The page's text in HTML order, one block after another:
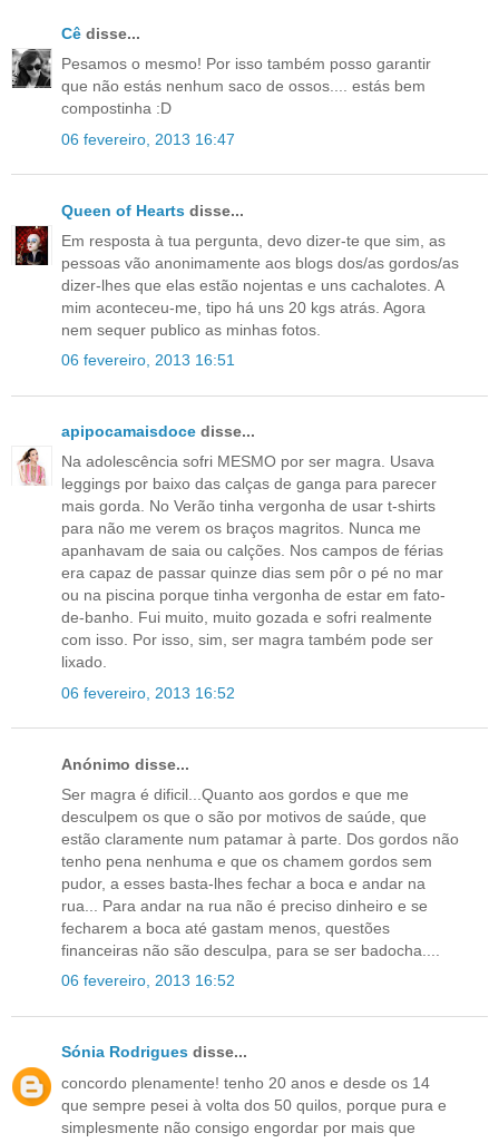
Cê disse...
Pesamos o mesmo! Por isso também posso garantir
que não estás nenhum saco de ossos.... estás bem
compostinha :D
06 fevereiro, 2013 16:47
Queen of Hearts disse...
Em resposta à tua pergunta, devo dizer-te que sim, as
pessoas vão anonimamente aos blogs dos/as gordos/as
dizer-lhes que elas estão nojentas e uns cachalotes. A
mim aconteceu-me, tipo há uns 20 kgs atrás. Agora
nem sequer publico as minhas fotos.
06 fevereiro, 2013 16:51
apipocamaisdoce disse...
Na adolescência sofri MESMO por ser magra. Usava
leggings por baixo das calças de ganga para parecer
mais gorda. No Verão tinha vergonha de usar t-shirts
para não me verem os braços magritos. Nunca me
apanhavam de saia ou calções. Nos campos de férias
era capaz de passar quinze dias sem pôr o pé no mar
ou na piscina porque tinha vergonha de estar em fato-
de-banho. Fui muito, muito gozada e sofri realmente
com isso. Por isso, sim, ser magra também pode ser
lixado.
06 fevereiro, 2013 16:52
Anónimo disse...
Ser magra é dificil...Quanto aos gordos e que me
desculpem os que o são por motivos de saúde, que
estão claramente num patamar à parte. Dos gordos não
tenho pena nenhuma e que os chamem gordos sem
pudor, a esses basta-lhes fechar a boca e andar na
rua... Para andar na rua não é preciso dinheiro e se
fecharem a boca até gastam menos, questões
financeiras não são desculpa, para se ser badocha....
06 fevereiro, 2013 16:52
Sónia Rodrigues disse...
concordo plenamente! tenho 20 anos e desde os 14
que sempre pesei à volta dos 50 quilos, porque pura e
simplesmente não consigo engordar por mais que